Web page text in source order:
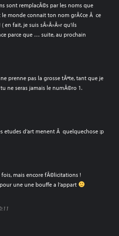
sont remplacÃ©s par les noms que
le monde connait ton nom grÃ¢ce Ã ce
fait, je suis sÃ»Ã»Ã»r qu’ils
parce que … suite, au prochain
prenne pas la grosse tÃªte, tant que je
ne seras jamais le numÃ©ro 1.
etudes d’art menent Ã quelquechose :p
mais encore fÃ©licitations !
une une bouffe a l’appart